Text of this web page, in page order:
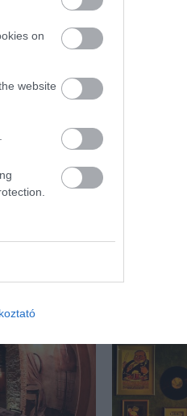
on
website